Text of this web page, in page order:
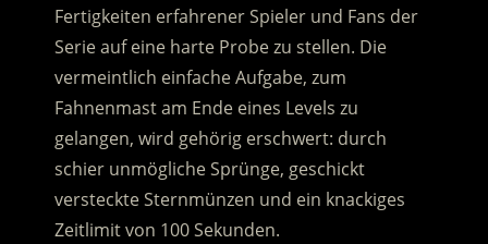
Fertigkeiten erfahrener Spieler und Fans der
Serie auf eine harte Probe zu stellen. Die
vermeintlich einfache Aufgabe, zum
Fahnenmast am Ende eines Levels zu
gelangen, wird gehörig erschwert: durch
schier unmögliche Sprünge, geschickt
versteckte Sternmünzen und ein knackiges
Zeitlimit von 100 Sekunden.